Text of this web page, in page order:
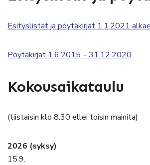
Esityslistat ja pöytäkirjat 1.1.2021
Pöytäkirjat 1.6.2015 – 31.12.2020
Kokousaikataulu
(tiistaisin klo 8.30 ellei toisin mainita)
2026 (syksy)
15.9.